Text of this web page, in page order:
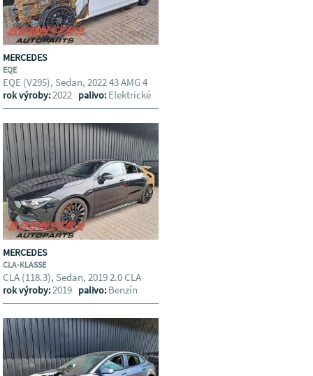
MERCEDES
EQE
EQE (V295), Sedan, 2022 43 AMG 4
rok výroby:2022 palivo: Elektrické
MERCEDES
CLA-KLASSE
CLA (118.3), Sedan, 2019 2.0 CLA
rok výroby:2019 palivo: Benzín